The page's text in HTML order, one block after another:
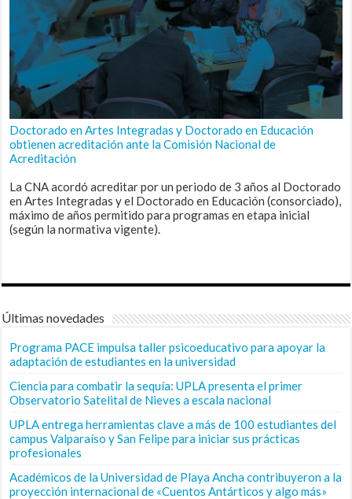
Doctorado en Artes Integradas y Doctorado en Educación
obtienen acreditación ante la Comisión Nacional de
Acreditación
La CNA acordó acreditar por un periodo de 3 años al Doctorado
en Artes Integradas y el Doctorado en Educación (consorciado),
máximo de años permitido para programas en etapa inicial
(según la normativa vigente).
Últimas novedades
Programa PACE impulsa taller psicoeducativo para apoyar la
adaptación de estudiantes en la universidad
Ciencia para combatir la sequía: UPLA presenta el primer
Observatorio Satelital de Nieves a escala nacional
UPLA entrega herramientas clave a más de 100 estudiantes del
campus Valparaíso y San Felipe para iniciar sus prácticas
profesionales
Académicos de la Universidad de Playa Ancha contribuyeron a la
proyección internacional de «Cuentos Antárticos y algo más»